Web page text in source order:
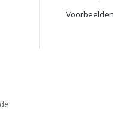
Voorbeelden